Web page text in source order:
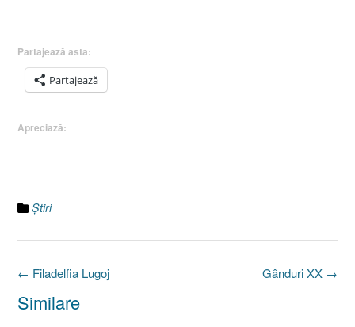
Partajează asta:
Partajează
Apreciază:
Ştiri
Post
Gânduri XX →
← Filadelfia Lugoj
Similare